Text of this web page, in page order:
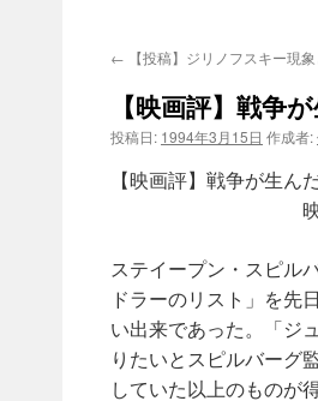
← 【投稿】ジリノフスキー現
【映画評】戦争
投稿日: 1994年3月15日 作成者:
【映画評】戦争が生ん
映画『シンド
ステイープン・スピル
ドラーのリスト」を先
い出来であった。「ジ
りたいとスピルバーグ
していた以上のものが